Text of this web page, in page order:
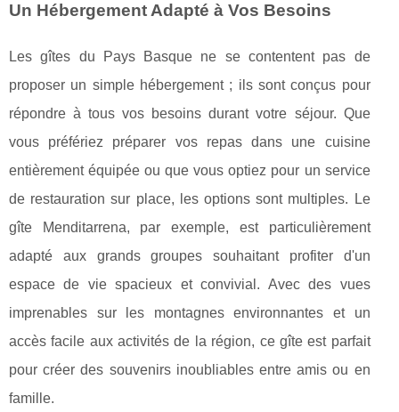
Un Hébergement Adapté à Vos Besoins
Les gîtes du Pays Basque ne se contentent pas de
proposer un simple hébergement ; ils sont conçus pour
répondre à tous vos besoins durant votre séjour. Que
vous préfériez préparer vos repas dans une cuisine
entièrement équipée ou que vous optiez pour un service
de restauration sur place, les options sont multiples. Le
gîte Menditarrena, par exemple, est particulièrement
adapté aux grands groupes souhaitant profiter d'un
espace de vie spacieux et convivial. Avec des vues
imprenables sur les montagnes environnantes et un
accès facile aux activités de la région, ce gîte est parfait
pour créer des souvenirs inoubliables entre amis ou en
famille.